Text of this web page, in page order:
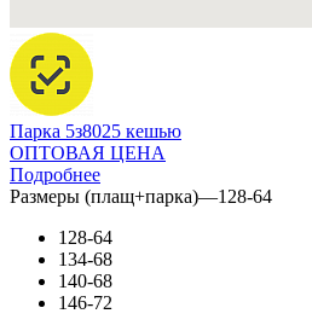
Парка 5з8025 кешью
ОПТОВАЯ ЦЕНА
Подробнее
Размеры (плащ+парка)—128-64
128-64
134-68
140-68
146-72